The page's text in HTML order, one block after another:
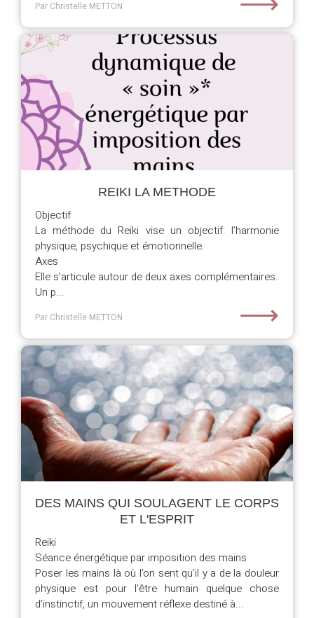
Par Christelle METTON
REIKI LA METHODE
Objectif
La méthode du Reiki vise un objectif: l’harmonie
physique, psychique et émotionnelle.
Axes
Elle s’articule autour de deux axes complémentaires.
Un p...
Par Christelle METTON ⟶
DES MAINS QUI SOULAGENT LE CORPS
ET L'ESPRIT
Reiki
Séance énergétique par imposition des mains
Poser les mains là où l’on sent qu’il y a de la douleur
physique est pour l’être humain quelque chose
d’instinctif, un mouvement réflexe destiné à...